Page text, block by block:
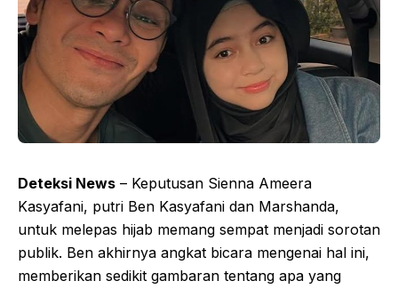
Deteksi News – Keputusan Sienna Ameera
Kasyafani, putri Ben Kasyafani dan Marshanda,
untuk melepas hijab memang sempat menjadi sorotan
publik. Ben akhirnya angkat bicara mengenai hal ini,
memberikan sedikit gambaran tentang apa yang